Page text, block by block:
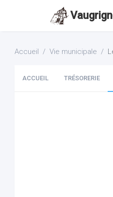
Accueil Vie municipale
ACCUEIL TRÉSORERIE